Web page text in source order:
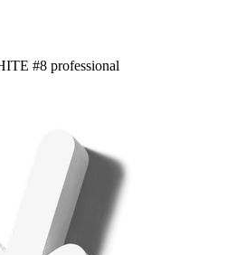
#8 professional